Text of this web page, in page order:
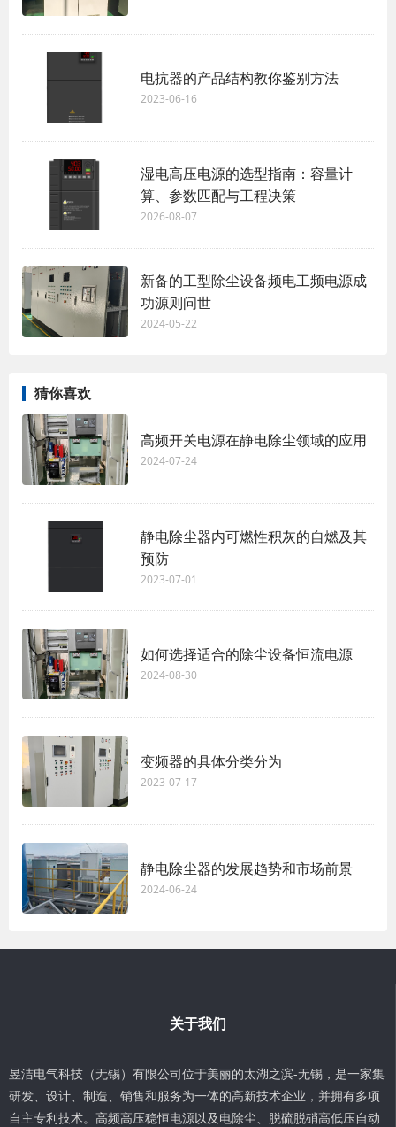
电抗器的产品结构教你鉴别方法
2023-06-16
湿电高压电源的选型指南：容量计
算、参数匹配与工程决策
2026-08-07
新备的工型除尘设备频电工频电源成
功源则问世
2024-05-22
猜你喜欢
高频开关电源在静电除尘领域的应用
2024-07-24
静电除尘器内可燃性积灰的自燃及其
预防
2023-07-01
如何选择适合的除尘设备恒流电源
2024-08-30
变频器的具体分类分为
2023-07-17
静电除尘器的发展趋势和市场前景
2024-06-24
关于我们
昱洁电气科技（无锡）有限公司位于美丽的太湖之滨-无锡，是一家集
研发、设计、制造、销售和服务为一体的高新技术企业，并拥有多项
自主专利技术。高频高压稳恒电源以及电除尘、脱硫脱硝高低压自动